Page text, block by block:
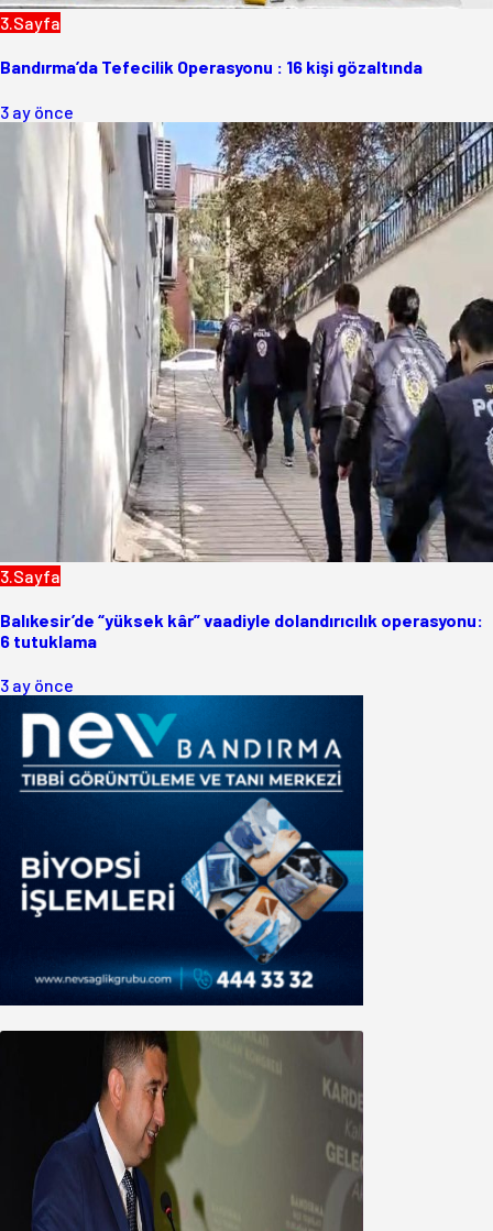
3.Sayfa
Bandırma’da Tefecilik Operasyonu : 16 kişi gözaltında
3 ay önce
3.Sayfa
Balıkesir’de “yüksek kâr” vaadiyle dolandırıcılık operasyonu:
6 tutuklama
3 ay önce